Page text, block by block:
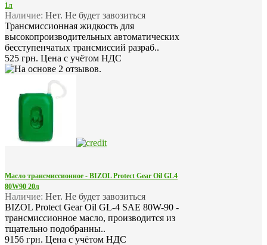
1л
Наличие: Нет. Не будет завозиться
Трансмиссионная жидкость для
высокопроизводительных автоматических
бесступенчатых трансмиссий разраб..
525 грн. Цена с учётом НДС
Масло трансмиссионное - BIZOL Protect Gear Oil GL4
80W90 20л
Наличие: Нет. Не будет завозиться
BIZOL Protect Gear Oil GL-4 SAE 80W-90 -
трансмиссионное масло, производится из
тщательно подобранны..
9156 грн. Цена с учётом НДС